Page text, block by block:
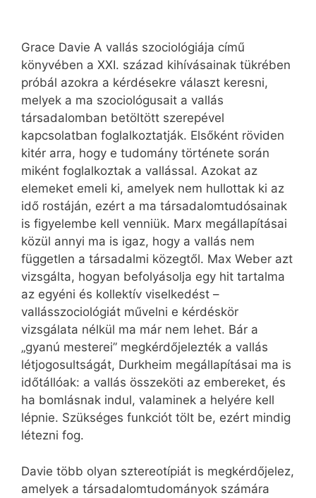
Grace Davie A vallás szociológiája című
könyvében a XXI. század kihívásainak tükrében
próbál azokra a kérdésekre választ keresni,
melyek a ma szociológusait a vallás
társadalomban betöltött szerepével
kapcsolatban foglalkoztatják. Elsőként röviden
kitér arra, hogy e tudomány története során
miként foglalkoztak a vallással. Azokat az
elemeket emeli ki, amelyek nem hullottak ki az
idő rostáján, ezért a ma társadalomtudósainak
is figyelembe kell venniük. Marx megállapításai
közül annyi ma is igaz, hogy a vallás nem
független a társadalmi közegtől. Max Weber azt
vizsgálta, hogyan befolyásolja egy hit tartalma
az egyéni és kollektív viselkedést –
vallásszociológiát művelni e kérdéskör
vizsgálata nélkül ma már nem lehet. Bár a
„gyanú mesterei” megkérdőjelezték a vallás
létjogosultságát, Durkheim megállapításai ma is
időtállóak: a vallás összeköti az embereket, és
ha bomlásnak indul, valaminek a helyére kell
lépnie. Szükséges funkciót tölt be, ezért mindig
létezni fog.
Davie több olyan sztereotípiát is megkérdőjelez,
amelyek a társadalomtudományok számára